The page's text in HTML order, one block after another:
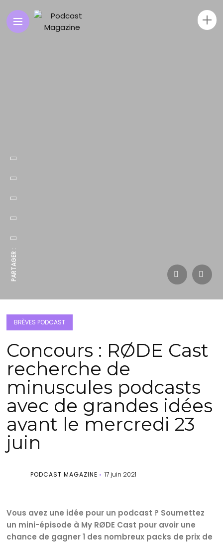
PARTAGER :
BRÈVES PODCAST
Concours : RØDE Cast
recherche de
minuscules podcasts
avec de grandes idées
avant le mercredi 23
juin
PODCAST MAGAZINE 17 juin 2021
Vous avez une idée pour un podcast ? Soumettez
un mini-épisode à My RØDE Cast pour avoir une
chance de gagner 1 des nombreux packs de prix de